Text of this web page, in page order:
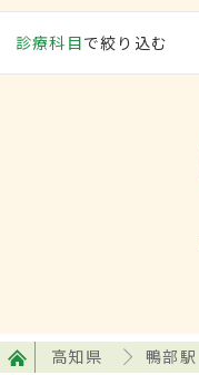
診療科目で絞り込む
高知県 鴨部駅